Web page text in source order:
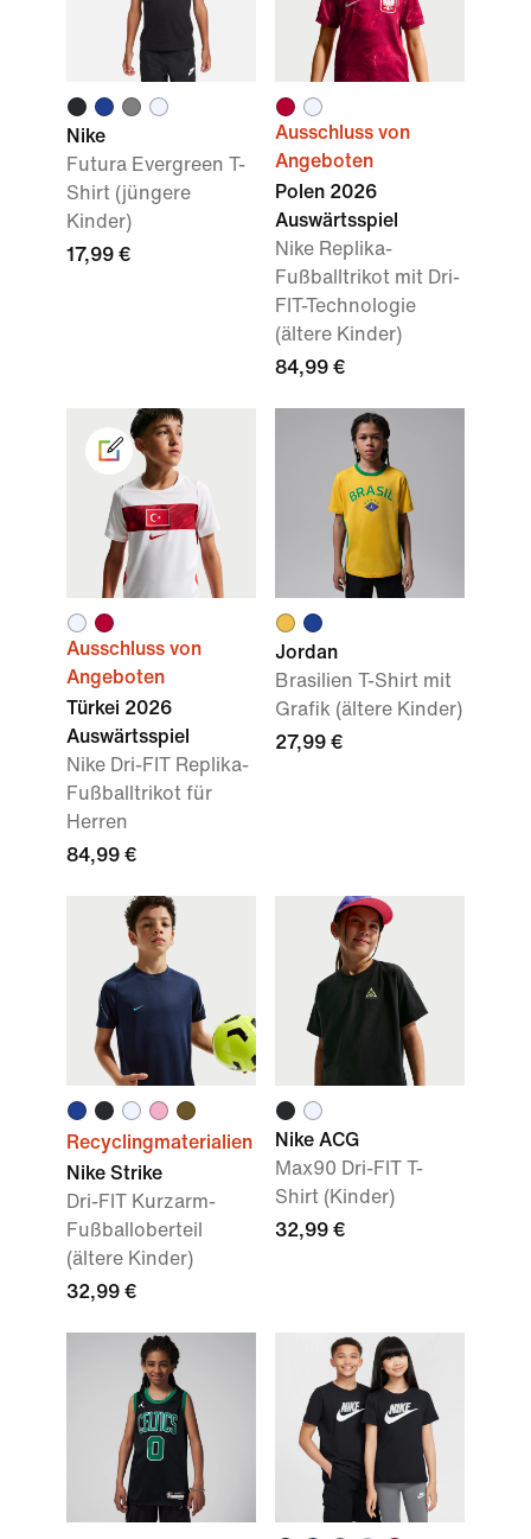
Nike
Futura Evergreen T-
Shirt (jüngere
Kinder)
17,99 €
Ausschluss von
Angeboten
Polen 2026
Auswärtsspiel
Nike Replika-
Fußballtrikot mit Dri-
FIT-Technologie
(ältere Kinder)
84,99 €
Ausschluss von
Angeboten
Türkei 2026
Auswärtsspiel
Nike Dri-FIT Replika-
Fußballtrikot für
Herren
84,99 €
Jordan
Brasilien T-Shirt mit
Grafik (ältere Kinder)
27,99 €
Recyclingmaterialien
Nike Strike
Dri-FIT Kurzarm-
Fußballoberteil
(ältere Kinder)
32,99 €
Nike ACG
Max90 Dri-FIT T-
Shirt (Kinder)
32,99 €